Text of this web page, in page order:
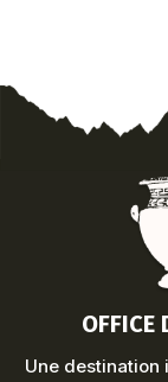
OFFICE
Une destination